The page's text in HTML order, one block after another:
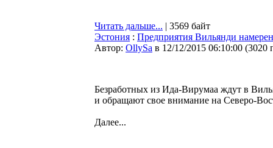
Читать дальше... | 3569 байт
Эстония : Предприятия Вильянди
Автор: OllySa в 12/12/2015 06:10:00 (3020
Безработных из Ида-Вирумаа ждут в
и обращают свое внимание на Северо-
Далее...